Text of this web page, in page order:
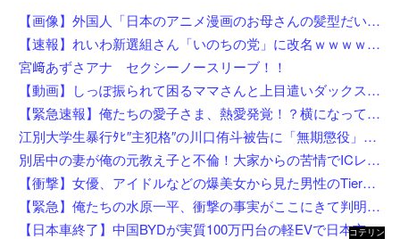
【画像】外国人「日本のアニメ漫画のお母さんの髪型だいたいこれだよなwwwwwwwww」←コレは分かるw w w w w w w w
【速報】れいわ新選組さん「いのちの党」に改名ｗｗｗｗｗｗｗｗ
宮﨑あずさアナ セクシーノースリーブ！！
【動画】しっぽ振られて困るママさんと上目遣いダックス（ノ∇`）
【緊急速報】俺たちの愛子さま、熱愛発覚！？横になってしまう奴らが大量発生してしまう…
江別大学生暴行ﾀﾋ″主犯格″の川口侑斗被告に「無期懲役」の判決→当時17歳少年に「懲役30年」の判決
別居中の妻が俺の元教え子と不倫！大家からの苦情でICレコーダーを設置後、協力者に間男を寝取らせて現場写真を確保、面会日にデータを手渡した結果←状況がカオスすぎるだろ
【衝撃】女優、アイドルなどの爆美女から見た男性のTierリストがこれ←勿論優秀なお前らは入ってるよな？？？？？
【緊急】俺たちの水原一平、衝撃の事実がここにきて判明！！一発逆転へ！！←これw w w w w w w w w
【日本車終了】中国BYDが実質100万円台の軽EVで日本市場に殴り込み
コテリン